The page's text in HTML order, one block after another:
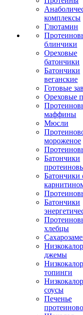
комплексы
Глютамин
блинчики
Ореховые
батончики
Батончики
веганские
Готовые
Ореховые
маффины
Мюсли
мороженое
Батончики
Батончики
Батончики
хлебцы
джемы
топинги
соусы
Печенье